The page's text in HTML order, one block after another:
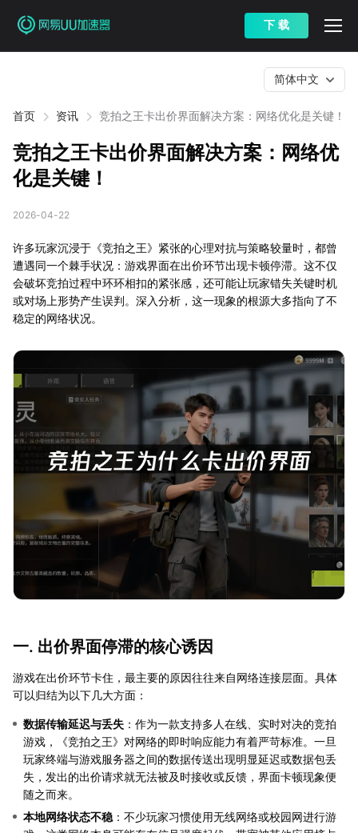
下 载
首页 资讯 竞拍之王卡出价界面解决方案：网络优化是关键！
简体中文
竞拍之王卡出价界面解决方案：网络优
化是关键！
2026-04-22
许多玩家沉浸于《竞拍之王》紧张的心理对抗与策略较量时，都曾
遭遇同一个棘手状况：游戏界面在出价环节出现卡顿停滞。这不仅
会破坏竞拍过程中环环相扣的紧张感，还可能让玩家错失关键时机
或对场上形势产生误判。深入分析，这一现象的根源大多指向了不
稳定的网络状况。
一. 出价界面停滞的核心诱因
游戏在出价环节卡住，最主要的原因往往来自网络连接层面。具体
可以归结为以下几大方面：
数据传输延迟与丢失 ：作为一款支持多人在线、实时对决的竞拍
游戏，《竞拍之王》对网络的即时响应能力有着严苛标准。一旦
玩家终端与游戏服务器之间的数据传送出现明显延迟或数据包丢
失，发出的出价请求就无法被及时接收或反馈，界面卡顿现象便
随之而来。
本地网络状态不稳 ：不少玩家习惯使用无线网络或校园网进行游